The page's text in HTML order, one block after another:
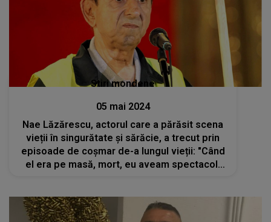
Stiri mondene
05 mai 2024
Nae Lăzărescu, actorul care a părăsit scena
vieții în singurătate și sărăcie, a trecut prin
episoade de coșmar de-a lungul vieții: "Când
el era pe masă, mort, eu aveam spectacol.